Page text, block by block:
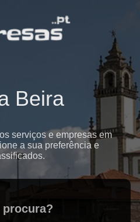
Beira
serviços e empresas em
a sua preferência e
procura?